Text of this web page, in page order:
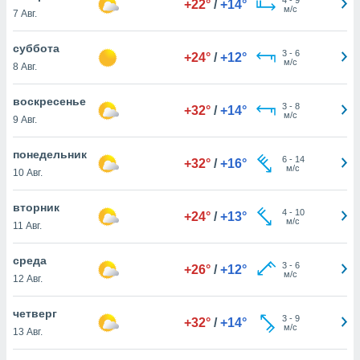
действия
рекламу
нашей
cookie
cookie
в
нашего
7 Авг.
+22° / +14°
м/с
суббота
8 Авг.
+24° / +12° 3- 6
м/с
воскресенье
9 Авг.
+32° / +14° 3- 8
м/с
понедельник
10 Авг.
+32° / +16° 6- 14
м/с
вторник
11 Авг.
+24° / +13° 4- 10
м/с
среда
12 Авг.
+26° / +12° 3- 6
м/с
четверг
13 Авг.
+32° / +14° 3- 9
м/с